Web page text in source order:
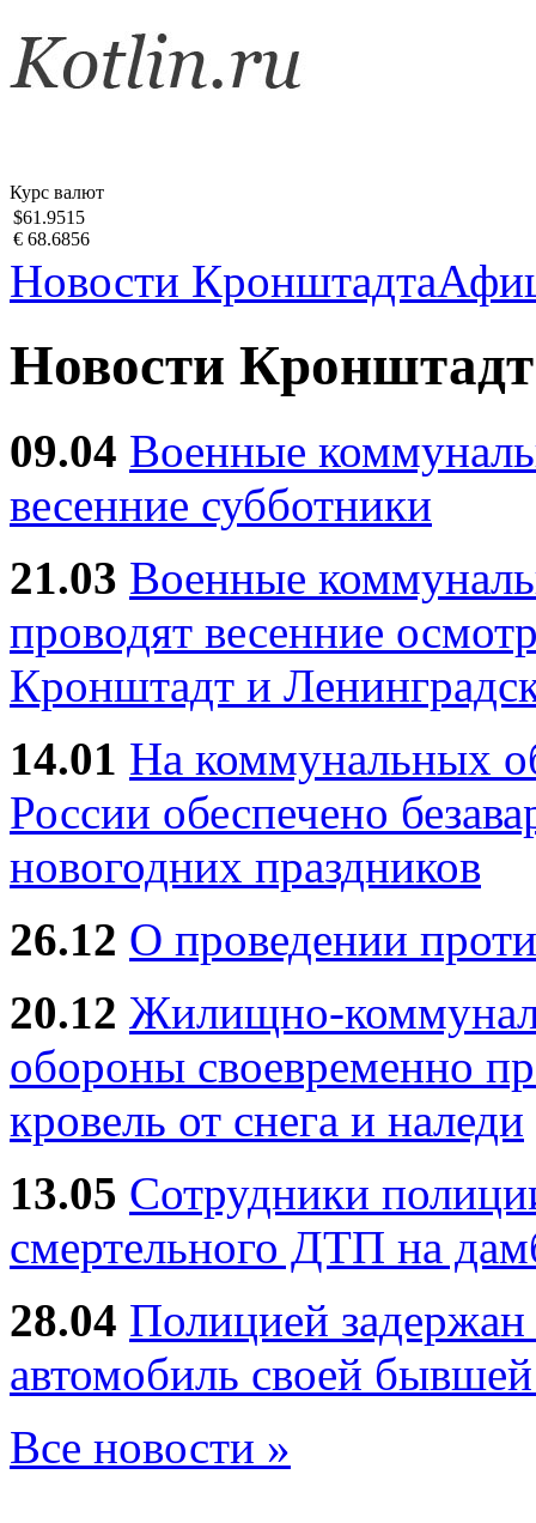
Курс валют
$61.9515
€ 68.6856
Новости Кронштадта
Новости
09.04 Военные
весенние субботники
21.03 Военные
проводят весенние
Кронштадт и
14.01 На коммунальных
России обеспечено
новогодних праздников
26.12 О проведении
20.12 Жилищно-
обороны своевременно
кровель от снега и наледи
13.05 Сотрудники
смертельного ДТП на
28.04 Полицией
автомобиль своей
Все новости »